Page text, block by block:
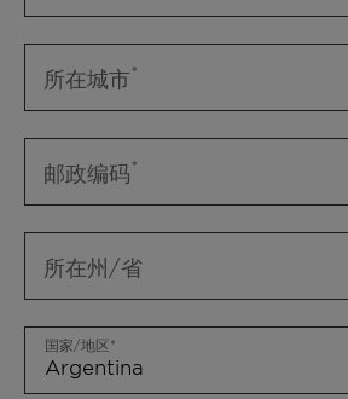
所在城市
邮政编码
所在州/省
国家/地区